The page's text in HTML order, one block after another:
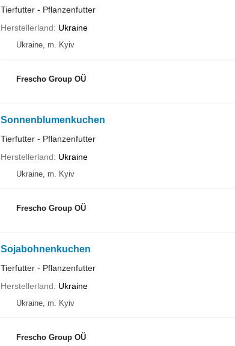
Tierfutter - Pflanzenfutter
Herstellerland
Ukraine
Ukraine, m. Kyiv
Frescho Group OÜ
Sonnenblumenkuchen
Tierfutter - Pflanzenfutter
Herstellerland
Ukraine
Ukraine, m. Kyiv
Frescho Group OÜ
Sojabohnenkuchen
Tierfutter - Pflanzenfutter
Herstellerland
Ukraine
Ukraine, m. Kyiv
Frescho Group OÜ